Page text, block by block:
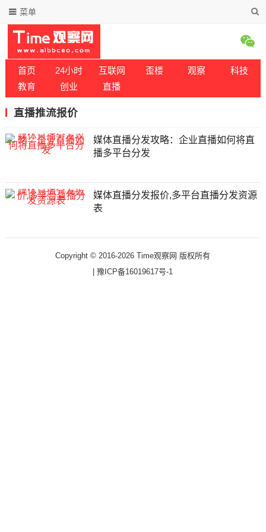
菜单
首页 24小时 互联网 歪楼 观察
科技
教育
创业 直播
直播推流报价
媒体直播分发攻略：企业直播如何将直
播多平台分发
媒体直播分发报价,多平台直播分发资源
表
Copyright © 2016-2026 Time观察网 版权所有
|豫ICP备16019617号-1